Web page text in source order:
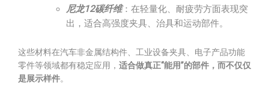
尼龙12碳纤维：在轻量化、耐疲劳方面表现突
出，适合高强度夹具、治具和运动部件。
这些材料在汽车非金属结构件、工业设备夹具、电子产品功能
零件等领域都有稳定应用， 适合做真正“能用”的部件，而不仅仅
是展示样件。